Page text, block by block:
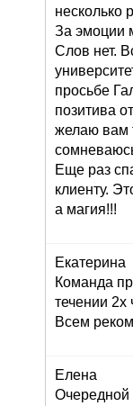
несколько
За эмоции
Слов нет.
просьбе
позитива
желаю вам
Еще раз
клиенту.
а магия!!!
Екатерина
Команда
течении 2х
Всем
Елена
Очередной